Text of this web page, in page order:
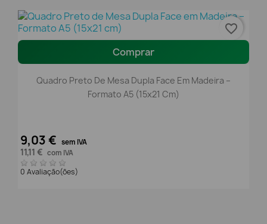
Comprar
Quadro Preto De Mesa Dupla Face Em Madeira –
Formato A5 (15x21 Cm)
9,03 € sem IVA
11,11 € com IVA
0 Avaliação(ões)
favorite_border